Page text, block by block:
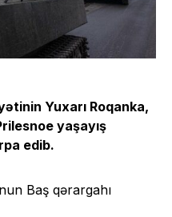
Yuxarı Roqanka,
yaşayış
edib.
Baş qərargahı